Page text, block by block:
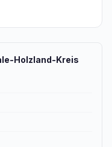
Holzland-Kreis